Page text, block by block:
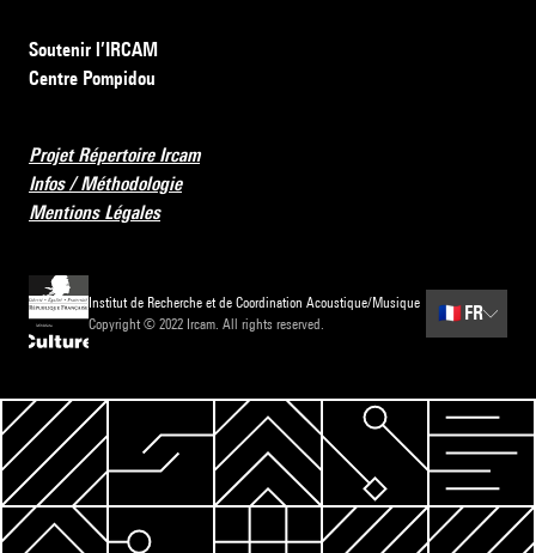
Soutenir l’IRCAM
Centre Pompidou
Projet Répertoire Ircam
Infos / Méthodologie
Mentions Légales
Institut de Recherche et de Coordination Acoustique/Musique
Copyright © 2022 Ircam. All rights reserved.
🇫🇷 FR